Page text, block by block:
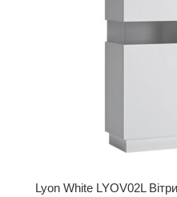
Lyon White LYOV02L